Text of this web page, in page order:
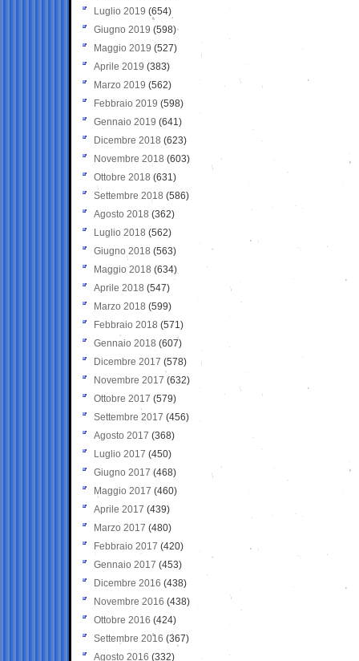
Luglio 2019 (654)
Giugno 2019 (598)
Maggio 2019 (527)
Aprile 2019 (383)
Marzo 2019 (562)
Febbraio 2019 (598)
Gennaio 2019 (641)
Dicembre 2018 (623)
Novembre 2018 (603)
Ottobre 2018 (631)
Settembre 2018 (586)
Agosto 2018 (362)
Luglio 2018 (562)
Giugno 2018 (563)
Maggio 2018 (634)
Aprile 2018 (547)
Marzo 2018 (599)
Febbraio 2018 (571)
Gennaio 2018 (607)
Dicembre 2017 (578)
Novembre 2017 (632)
Ottobre 2017 (579)
Settembre 2017 (456)
Agosto 2017 (368)
Luglio 2017 (450)
Giugno 2017 (468)
Maggio 2017 (460)
Aprile 2017 (439)
Marzo 2017 (480)
Febbraio 2017 (420)
Gennaio 2017 (453)
Dicembre 2016 (438)
Novembre 2016 (438)
Ottobre 2016 (424)
Settembre 2016 (367)
Agosto 2016 (332)